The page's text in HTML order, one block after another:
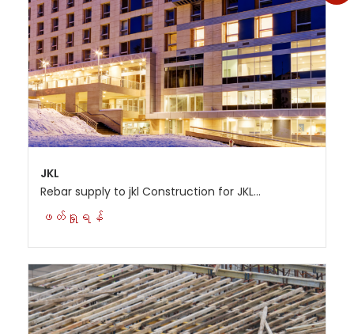
JKL
Rebar supply to jkl Construction for JKL...
ဖတ်ရှုရန်